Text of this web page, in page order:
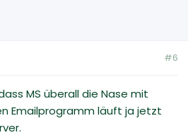
#6
MS überall die Nase mit
Emailprogramm läuft ja jetzt